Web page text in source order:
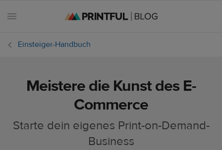
E-
Einsteiger-Handbuch
Meistere die Kunst des E-
Commerce
Starte dein eigenes Print-on-Demand-
Business